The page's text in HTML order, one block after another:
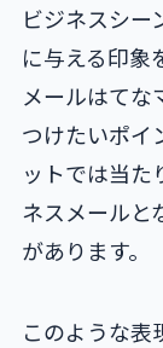
ビジネスシー
に与える印象
メールはてな
つけたいポイ
ットでは当た
ネスメールと
があります。
このような表